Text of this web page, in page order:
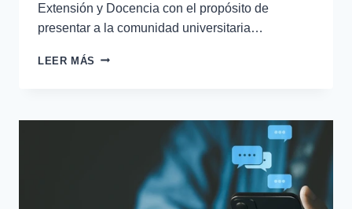
Extensión y Docencia con el propósito de
presentar a la comunidad universitaria…
LEER MÁS